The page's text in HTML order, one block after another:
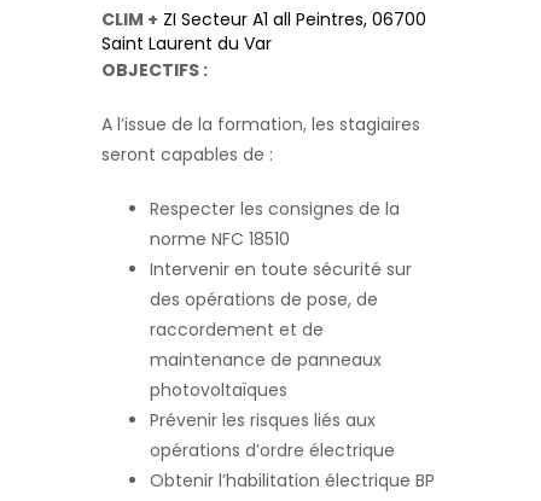
CLIM + ZI Secteur A1 all Peintres, 06700
Saint Laurent du Var
OBJECTIFS :
A l’issue de la formation, les stagiaires
seront capables de :
Respecter les consignes de la
norme NFC 18510
Intervenir en toute sécurité sur
des opérations de pose, de
raccordement et de
maintenance de panneaux
photovoltaïques
Prévenir les risques liés aux
opérations d’ordre électrique
Obtenir l’habilitation électrique BP